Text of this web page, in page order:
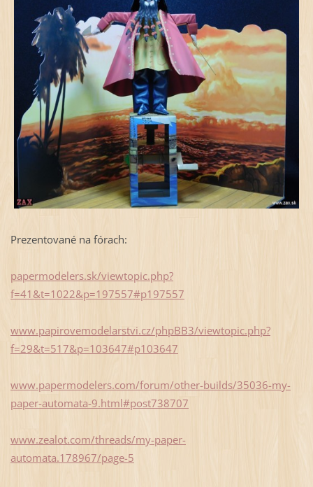
Prezentované na fórach:
papermodelers.sk/viewtopic.php?
f=41&t=1022&p=197557#p197557
www.papirovemodelarstvi.cz/phpBB3/viewtopic.php?
f=29&t=517&p=103647#p103647
www.papermodelers.com/forum/other-builds/35036-my-
paper-automata-9.html#post738707
www.zealot.com/threads/my-paper-
automata.178967/page-5